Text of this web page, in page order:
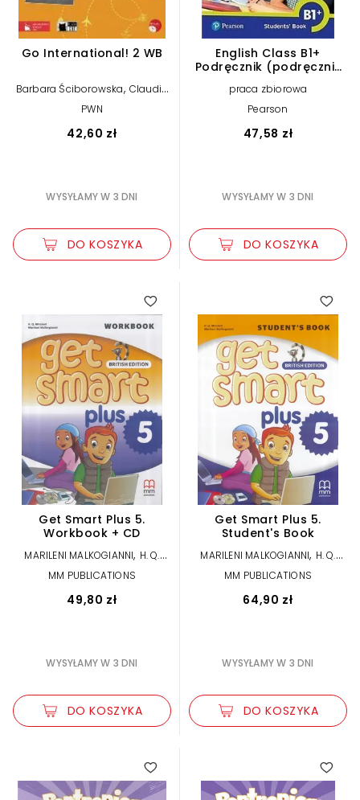
Go International! 2 WB
Barbara Ściborowska, Claudia
Bianchi,Mark Tulip
PWN
42,60 zł
WYSYŁAMY W 3 DNI
DO KOSZYKA
English Class B1+
Podręcznik (podręcznik
praca zbiorowa
Pearson
47,58 zł
WYSYŁAMY W 3 DNI
DO KOSZYKA
Get Smart Plus 5.
Workbook + CD
MARILENI MALKOGIANNI, H. Q.
Mitchell
MM PUBLICATIONS
49,80 zł
WYSYŁAMY W 3 DNI
DO KOSZYKA
Get Smart Plus 5.
Student's Book
MARILENI MALKOGIANNI, H. Q.
Mitchell
MM PUBLICATIONS
64,90 zł
WYSYŁAMY W 3 DNI
DO KOSZYKA